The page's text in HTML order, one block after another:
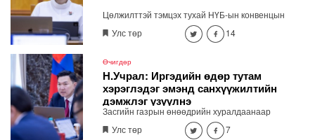
Цөлжилттэй тэмцэх тухай НҮБ-ын конвенцын
талуудын 17 дугаар /COP17/ бага хуралд Монгол
Улсаас дэвшүүлэх үндэсний стратегийн баримт
Засгийн газрын хуралдаанд танилцууллаа.
Улс төр 14
Өчигдөр
Н.Учрал: Иргэдийн өдөр тутам
хэрэглэдэг эмэнд санхүүжилтийн
дэмжлэг үзүүлнэ
Засгийн газрын өнөөдрийн хуралдаанаар
Ерөнхий сайд Н.Учрал Эрүүл мэндийн даатгалын
хөнгөлөлттэй эмийн жагсаалтыг шинэчилж,
Улс төр 7